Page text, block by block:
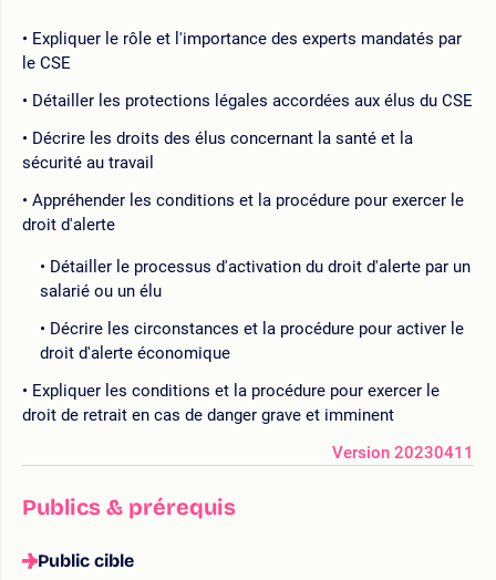
Expliquer le rôle et l'importance des experts mandatés par
le CSE
Détailler les protections légales accordées aux élus du CSE
Décrire les droits des élus concernant la santé et la
sécurité au travail
Appréhender les conditions et la procédure pour exercer le
droit d'alerte
Détailler le processus d'activation du droit d'alerte par un
salarié ou un élu
Décrire les circonstances et la procédure pour activer le
droit d'alerte économique
Expliquer les conditions et la procédure pour exercer le
droit de retrait en cas de danger grave et imminent
Version 20230411
Publics & prérequis
Public cible